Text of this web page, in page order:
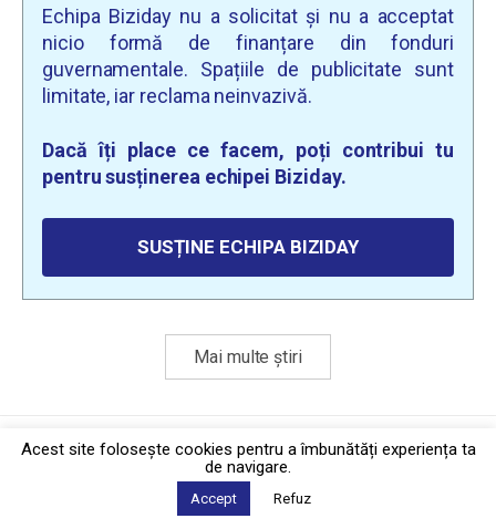
Echipa Biziday nu a solicitat și nu a acceptat
nicio formă de finanțare din fonduri
guvernamentale. Spațiile de publicitate sunt
limitate, iar reclama neinvazivă.
Dacă îți place ce facem, poți contribui tu
pentru susținerea echipei Biziday.
SUSȚINE ECHIPA BIZIDAY
Mai multe știri
Politica de confidențialitate·Contact
2026 © Biziday
Acest site foloseşte cookies pentru a îmbunătăți experiența ta
de navigare.
Accept Refuz